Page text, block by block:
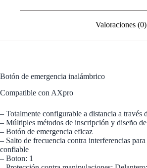
Valoraciones (0)
Botón de emergencia inalámbrico
Compatible con AXpro
– Totalmente configurable a distancia a través
– Múltiples métodos de inscripción y diseño
– Botón de emergencia eficaz
– Salto de frecuencia contra interferencias
confiable
– Boton: 1